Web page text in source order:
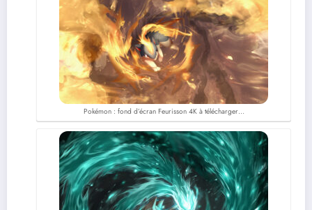
Pokémon : fond d’écran Feurisson 4K à télécharger…